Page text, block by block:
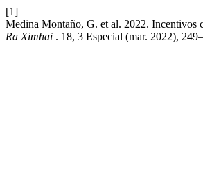
[1]
Medina Montaño, G. et al. 2022. Incentivos
Ra Ximhai . 18, 3 Especial (mar. 2022),